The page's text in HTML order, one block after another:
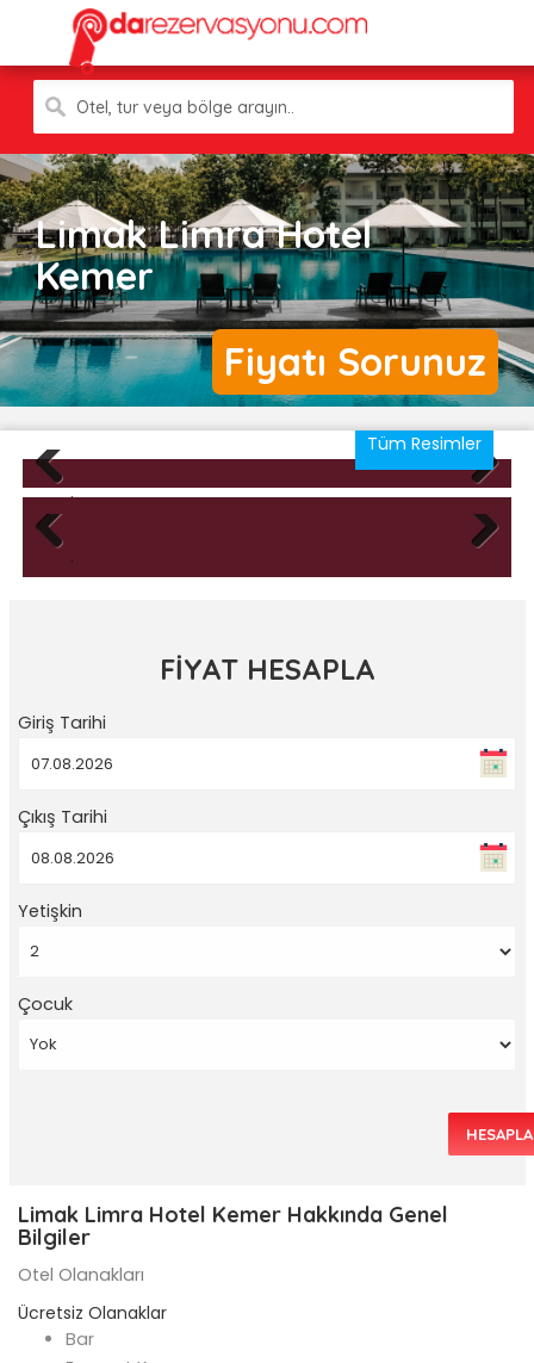
Otel, tur veya bölge arayın..
Limak Limra Hotel
Kemer
Fiyatı Sorunuz
Tüm Resimler
Previous Next
Previous
FİYAT HESAPLA
Giriş Tarihi
Çıkış Tarihi
Yetişkin
Çocuk
HESAPLA
Limak Limra Hotel Kemer Hakkında Genel
Bilgiler
Otel Olanakları
Ücretsiz Olanaklar
Bar